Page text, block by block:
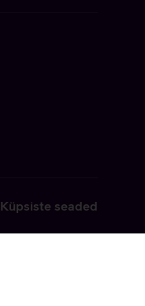
Küpsiste seaded